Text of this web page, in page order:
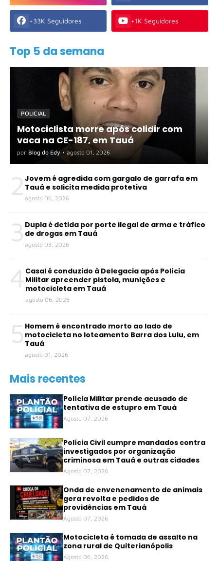
+33K Seguidores +1K Seguidores
Top 5 da semana
POLICIAL
Motociclista morre após colidir com
vaca na CE-187, em Tauá
por Blog do Edy • agosto 01, 2026
2 Jovem é agredida com gargalo de garrafa em
Tauá e solicita medida protetiva
agosto 06, 2026
3 Dupla é detida por porte ilegal de arma e tráfico
de drogas em Tauá
agosto 03, 2026
4 Casal é conduzido à Delegacia após Polícia
Militar apreender pistola, munições e
motocicleta em Tauá
agosto 06, 2026
5 Homem é encontrado morto ao lado de
motocicleta no loteamento Barra dos Lulu, em
Tauá
agosto 01, 2026
Mais recentes
Polícia Militar prende acusado de
tentativa de estupro em Tauá
Agosto 07, 2026
Polícia Civil cumpre mandados contra
investigados por organização
criminosa em Tauá e outras cidades
Agosto 07, 2026
Onda de envenenamento de animais
gera revolta e pedidos de
providências em Tauá
Agosto 07, 2026
Motocicleta é tomada de assalto na
zona rural de Quiterianópolis
Agosto 06, 2026